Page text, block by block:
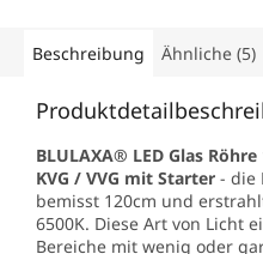
Beschreibung Ähnliche (5)
BLULAXA® LED Glas
KVG / VVG mit Starter - die
bemisst 120cm und
6500K. Diese Art von Licht
Bereiche mit wenig oder